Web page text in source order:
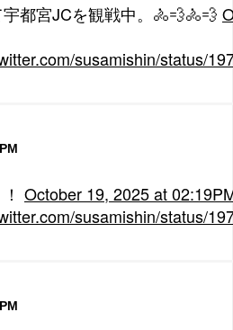
都宮JCを観戦中。🚴💨🚴💨
susamishin/status/
October 19, 2025 at
susamishin/status/